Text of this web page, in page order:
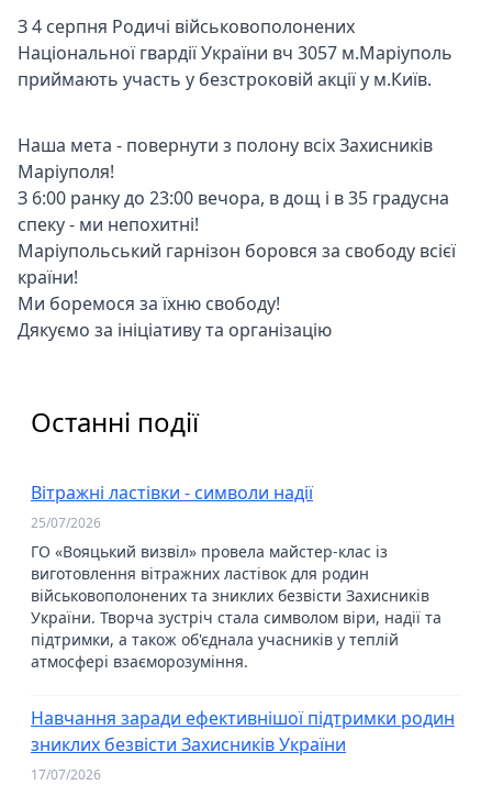
З 4 серпня Родичі військовополонених
Національної гвардії України вч 3057 м.Маріуполь
приймають участь у безстроковій акції у м.Київ.
Наша мета - повернути з полону всіх Захисників
Маріуполя!
З 6:00 ранку до 23:00 вечора, в дощ і в 35 градусна
спеку - ми непохитні!
Маріупольський гарнізон боровся за свободу всієї
країни!
Ми боремося за їхню свободу!
Дякуємо за ініціативу та організацію
Останні події
Вітражні ластівки - символи надії
25/07/2026
ГО «Вояцький визвіл» провела майстер-клас із
виготовлення вітражних ластівок для родин
військовополонених та зниклих безвісти Захисників
України. Творча зустріч стала символом віри, надії та
підтримки, а також об'єднала учасників у теплій
атмосфері взаєморозуміння.
Навчання заради ефективнішої підтримки родин
зниклих безвісти Захисників України
17/07/2026